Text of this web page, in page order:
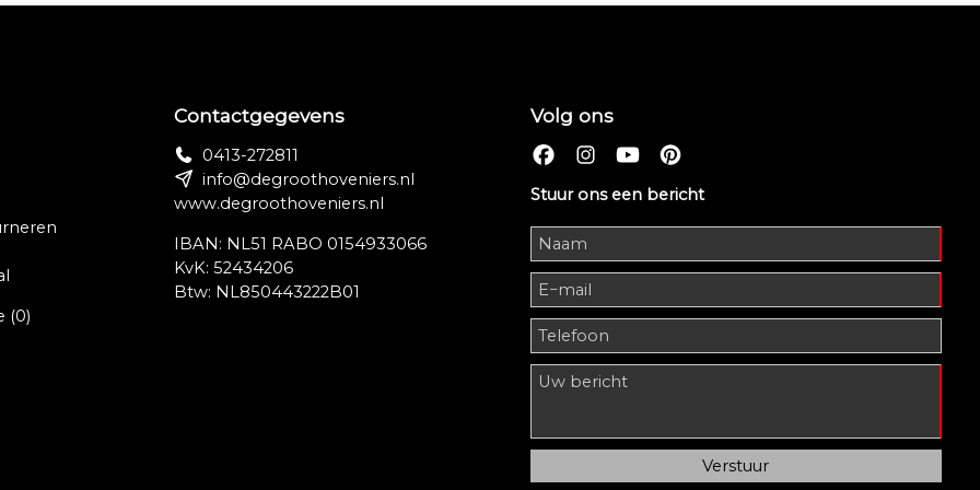
(0)
Contactgegevens
0413-272811
info@degroothoveniers.nl
www.degroothoveniers.nl
IBAN: NL51 RABO 0154933066
KvK: 52434206
Btw: NL850443222B01
Volg ons
Stuur ons een bericht